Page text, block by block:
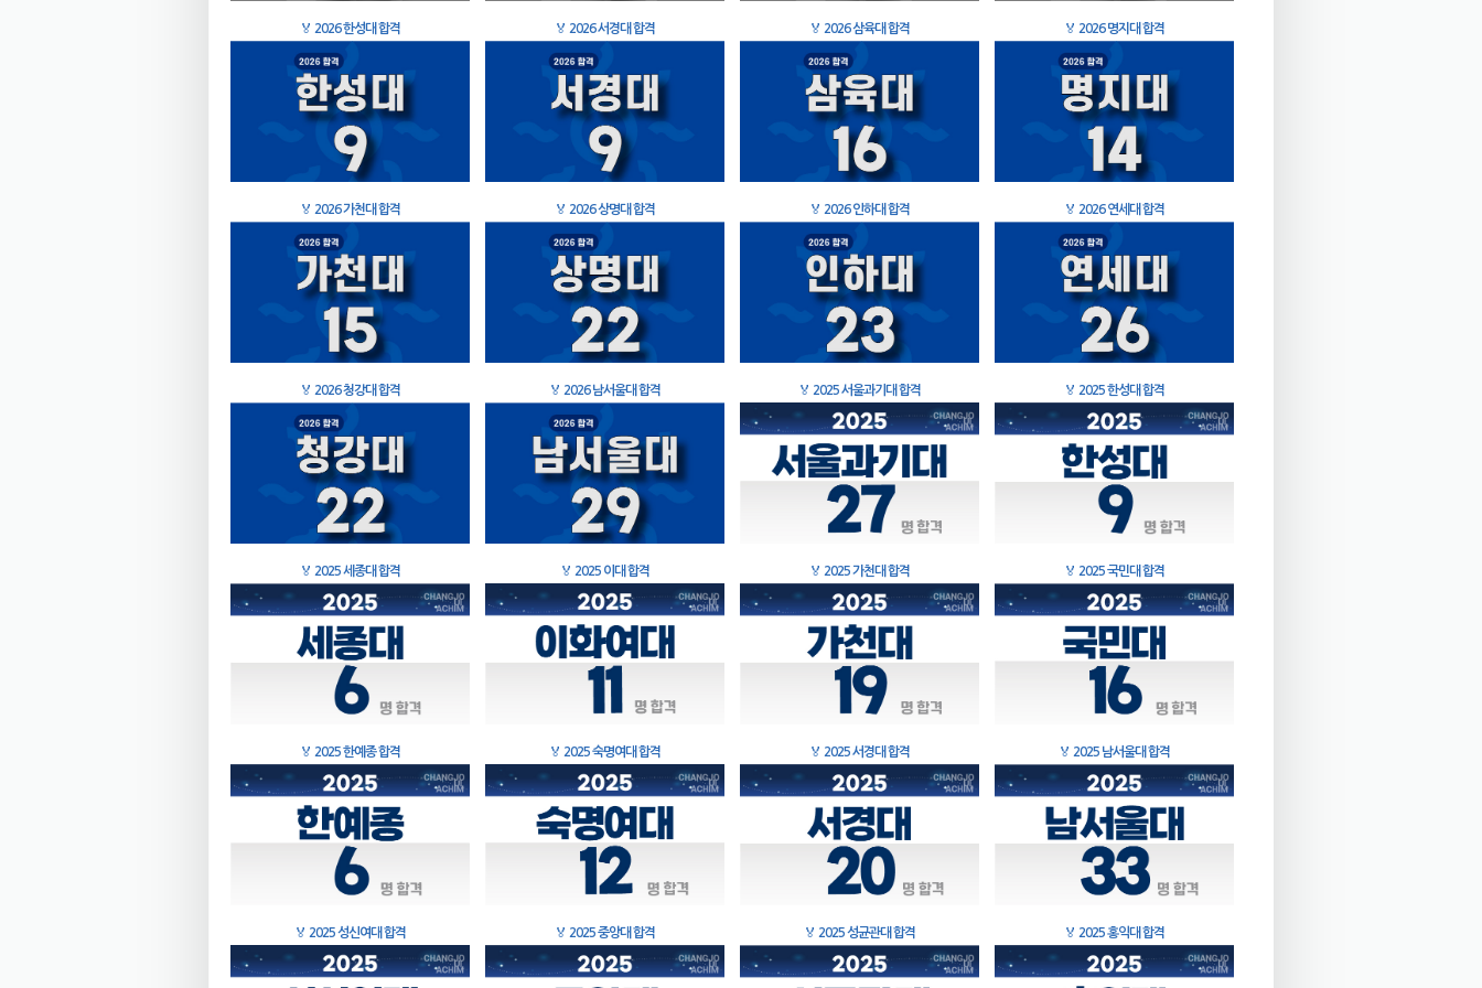
🏅 2026 한성대 합격 🏅 2026 서경대 합격 🏅 2026 삼육대 합격 🏅 2026 명지대 합격
🏅 2026 가천대 합격 🏅 2026 상명대 합격 🏅 2026 인하대 합격 🏅 2026 연세대 합격
🏅 2026 청강대 합격 🏅 2026 남서울대 합격 🏅 2025 서울과기대 합격 🏅 2025 한성대 합격
🏅 2025 세종대 합격 🏅 2025 이대 합격 🏅 2025 가천대 합격 🏅 2025 국민대 합격
🏅 2025 한예종 합격 🏅 2025 숙명여대 합격 🏅 2025 서경대 합격 🏅 2025 남서울대 합격
🏅 2025 성신여대 합격 🏅 2025 중앙대 합격 🏅 2025 성균관대 합격 🏅 2025 홍익대 합격